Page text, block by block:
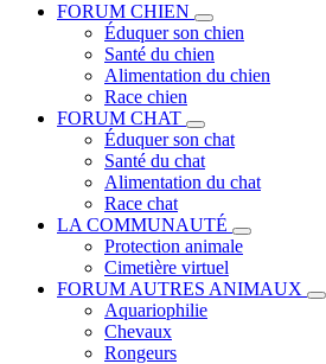
FORUM CHIEN
Éduquer son chien
Santé du chien
Alimentation du chien
Race chien
FORUM CHAT
Éduquer son chat
Santé du chat
Alimentation du chat
Race chat
LA COMMUNAUTÉ
Protection animale
Cimetière virtuel
FORUM AUTRES ANIMAUX
Aquariophilie
Chevaux
Rongeurs